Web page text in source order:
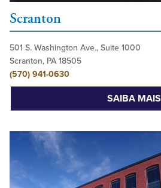
Scranton
501 S. Washington Ave., Suite 1000
Scranton, PA 18505
(570) 941-0630
SAIBA MAIS